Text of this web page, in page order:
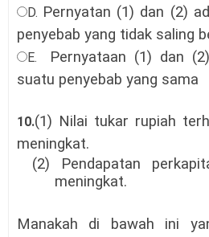
D. Pernyatan (1) dan (2)
penyebab yang tidak saling
E.
Pernyataan (1) dan
suatu penyebab yang sama
10.(1) Nilai tukar rupiah
meningkat.
(2) Pendapatan
meningkat.
Manakah di bawah ini